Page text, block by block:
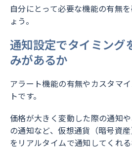
自分にとって必要な機能の有無
ょう。
通知設定でタイミング
みがあるか
アラート機能の有無やカスタマ
トです。
価格が大きく変動した際の通知
の通知など、仮想通貨（暗号資
をリアルタイムで通知してくれ